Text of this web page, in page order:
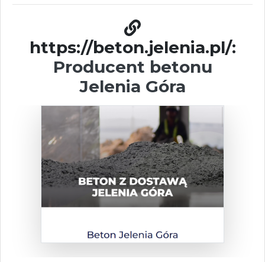
https://beton.jelenia.pl/:
Producent betonu
Jelenia Góra